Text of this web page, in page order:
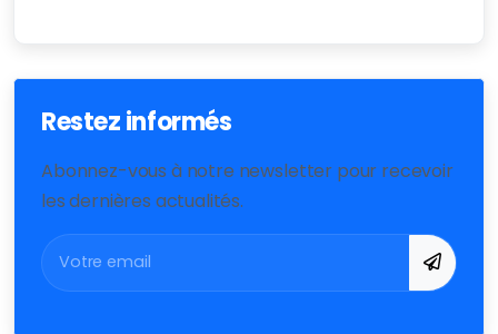
Restez informés
Abonnez-vous à notre newsletter pour recevoir
les dernières actualités.